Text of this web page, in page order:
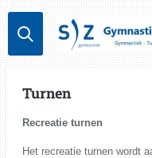
Ga
direct
naar
de
hoofdinhoud
Turnen
Recreatie turnen
Het recreatie turnen wordt